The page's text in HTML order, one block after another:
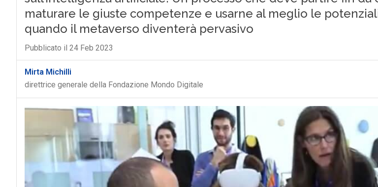
maturare le giuste competenze e usarne al meglio le
quando il metaverso diventerà pervasivo
Pubblicato il 24 Feb 2023
Mirta Michilli
direttrice generale della Fondazione Mondo Digitale